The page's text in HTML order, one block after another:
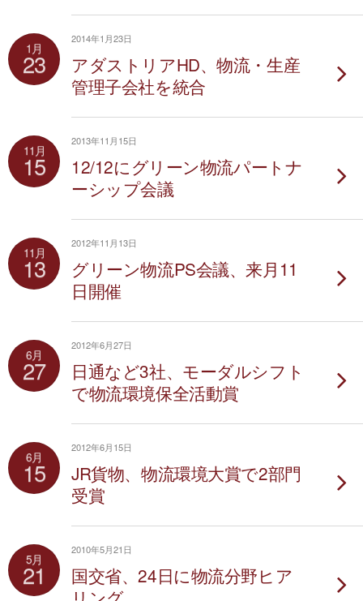
1月
23
2014年1月23日
アダストリアHD、物流・生産
管理子会社を統合
11月
15
2013年11月15日
12/12にグリーン物流パートナ
ーシップ会議
11月
13
2012年11月13日
グリーン物流PS会議、来月11
日開催
6月
27
2012年6月27日
日通など3社、モーダルシフト
で物流環境保全活動賞
6月
15
2012年6月15日
JR貨物、物流環境大賞で2部門
受賞
5月
21
2010年5月21日
国交省、24日に物流分野ヒア